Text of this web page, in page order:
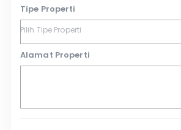
Tipe Properti
Alamat Properti